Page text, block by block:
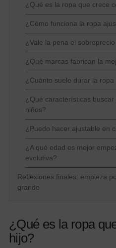
¿Qué es la ropa que crece
¿Cómo funciona la ropa
¿Vale la pena el
¿Qué marcas fabrican la
¿Cuánto suele durar la
¿Qué características
niños?
¿Puedo hacer ajustable en
¿A qué edad es mejor
evolutiva?
Reflexiones finales: empieza
grande
¿Qué es la ropa
hijo?